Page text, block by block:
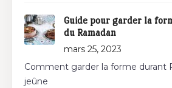
Guide pour garder la
du Ramadan
mars 25, 2023
Comment garder la forme durant
jeûne